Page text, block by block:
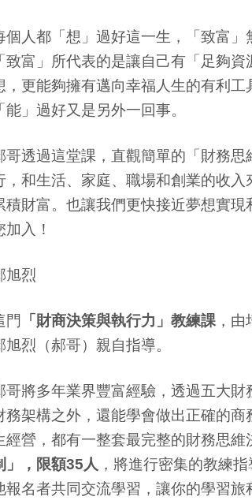
個人都「想」過好這一生，「致富
「致富」所代表的是讓自己有「足夠
，更能夠擁有邁向幸福人生的有利工
「能」過好又是另外一回事。
哥透過這堂課，直觀簡單的「財務
，和生活、家庭、職場和創業的收入
積財富。也讓我們更快接近夢想實
加入！
旭烈
門 「財商決策與執行力」教練課 ，
旭烈（郝哥）親自指導。
哥將多年業界豐富經驗，透過五大
務架構之外，還能學會做出正確的
經營，都有一整套最完整的財務思維
」，限額35人 ，將進行密集的教練
報名者共同交流學習，讓你的學習旅